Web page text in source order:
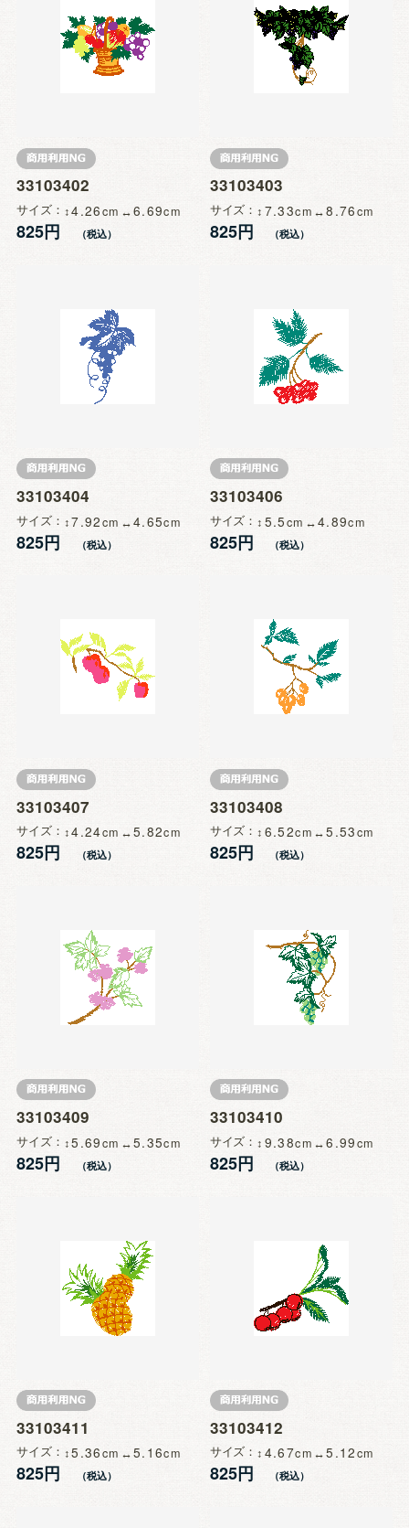
33103402
サイズ 4.26 6.69
825円
33103403
サイズ 7.33 8.76
825円
33103404
サイズ 7.92 4.65
825円
33103406
サイズ 5.5 4.89
825円
33103407
サイズ 4.24 5.82
825円
33103408
サイズ 6.52 5.53
825円
33103409
サイズ 5.69 5.35
825円
33103410
サイズ 9.38 6.99
825円
33103411
サイズ 5.36 5.16
825円
33103412
サイズ 4.67 5.12
825円